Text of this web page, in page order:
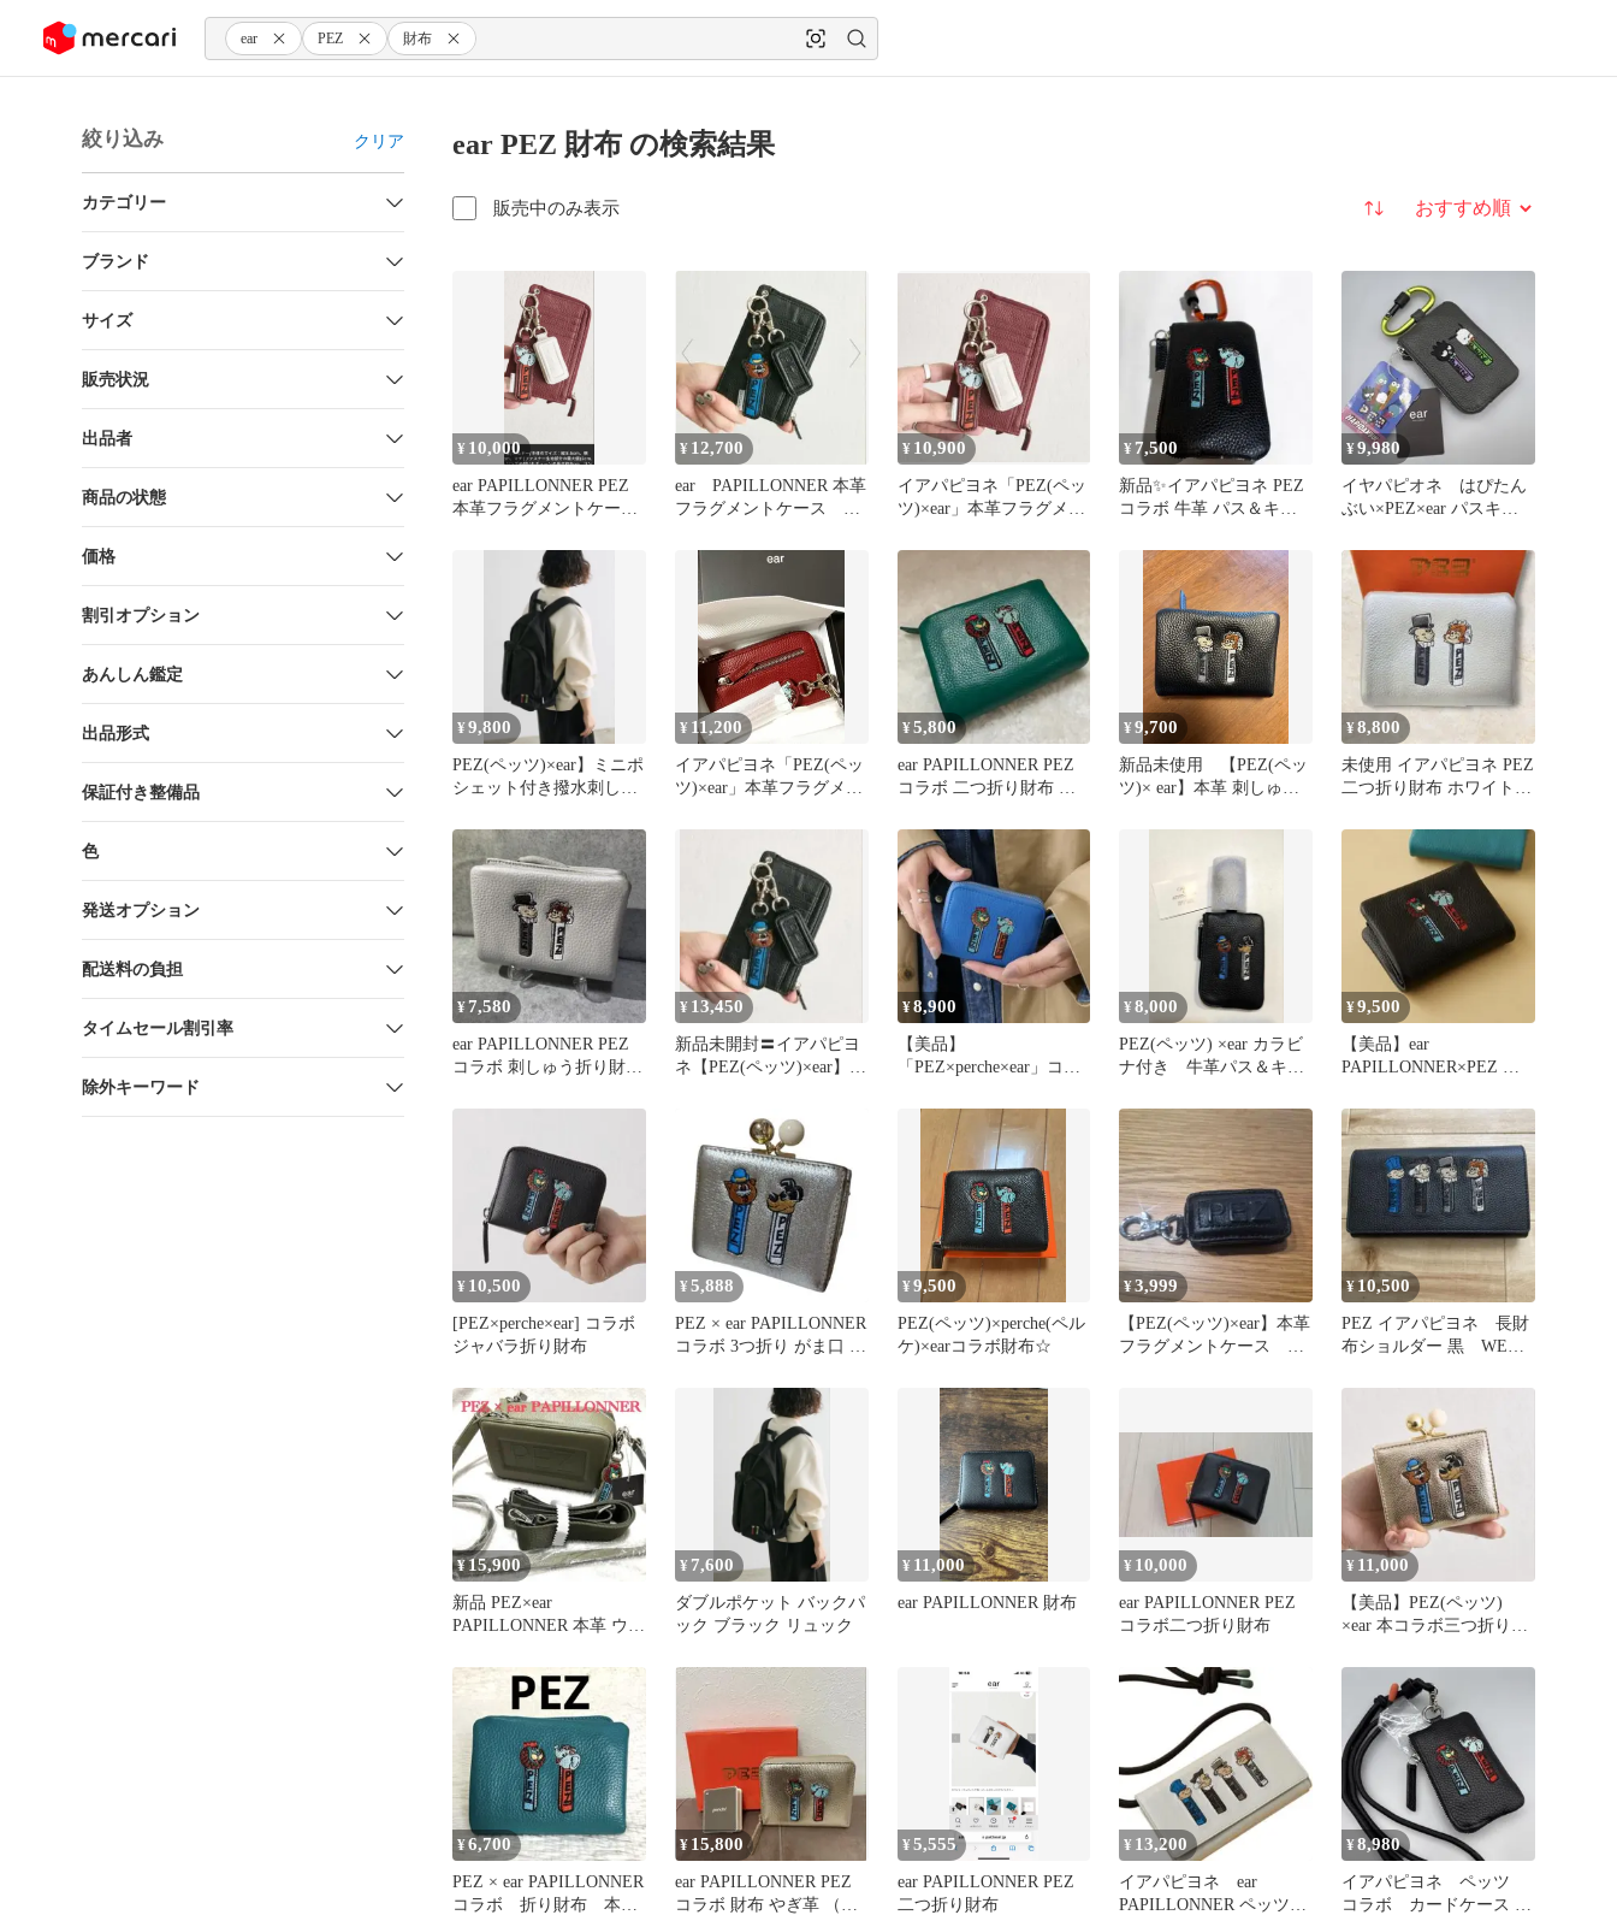
ツにスキップ ear PEZ 財布
絞り込み クリア
カテゴリー
ブランド
サイズ
販売状況
出品者
商品の状態
価格
割引オプション
あんしん鑑定
出品形式
保証付き整備品
色
発送オプション
配送料の負担
タイムセール割引率
除外キーワード
ear PEZ 財布 の検索結果
販売中のみ表示 並び替え
¥ 10,000
ear PAPILLONNER PEZ
本革フラグメントケース
¥ 12,700
ear PAPILLONNER 本革
フラグメントケース イ
¥ 10,900
イアパピヨネ「PEZ(ペッ
ツ)×ear」本革フラグメン
¥ 7,500
新品✨イアパピヨネ PEZ
コラボ 牛革 パス＆キー
¥9,980
イヤパピオネ はぴたん
ぶい×PEZ×ear パスキー
ナ
¥9,800
PEZ(ペッツ)×ear】ミニポ
シェット付き撥水刺しゅ
¥ 11,200
イアパピヨネ「PEZ(ペッ
ツ)×ear」本革フラグメン
¥5,800
ear PAPILLONNER PEZ
コラボ 二つ折り財布 本
¥9,700
新品未使用 【PEZ(ペッ
ツ)× ear】本革 刺しゅう
¥8,800
未使用 イアパピヨネ PEZ
二つ折り財布 ホワイト
¥7,580
ear PAPILLONNER PEZ
コラボ 刺しゅう折り財布
¥ 13,450
新品未開封〓イアパピヨ
ネ【PEZ(ペッツ)×ear】本
¥8,900
【美品】
「PEZ×perche×ear」コラ
ルー
¥8,000
PEZ(ペッツ) ×ear カラビ
ナ付き 牛革パス＆キー
¥9,500
【美品】ear
PAPILLONNER×PEZ 刺
¥ 10,500
[PEZ×perche×ear] コラボ
ジャバラ折り財布
¥ 5,888
PEZ × ear PAPILLONNER
コラボ 3つ折り がま口 財
¥9,500
PEZ(ペッツ)×perche(ペル
ケ)×earコラボ財布☆
¥3,999
【PEZ(ペッツ)×ear】本革
フラグメントケース
¥ 10,500
PEZ イアパピヨネ 長財
布ショルダー 黒 WEB
¥15,900
新品 PEZ×ear
PAPILLONNER 本革 ウォ
¥ 7,600
ダブルポケット バックパ
ック ブラック リュック
¥ 11,000
ear PAPILLONNER 財布
¥ 10,000
ear PAPILLONNER PEZ
コラボ二つ折り財布
¥ 11,000
【美品】PEZ(ペッツ)
×ear 本コラボ三つ折りが
¥6,700
PEZ × ear PAPILLONNER
コラボ 折り財布 本
¥ 15,800
ear PAPILLONNER PEZ
コラボ 財布 やぎ革 （未
¥5,555
ear PAPILLONNER PEZ
二つ折り財布
¥ 13,200
イアパピヨネ ear
PAPILLONNER ペッツ
¥8,980
イアパピヨネ ペッツ
コラボ カードケース &